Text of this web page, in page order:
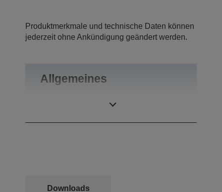
Produktmerkmale und technische Daten können
jederzeit ohne Ankündigung geändert werden.
Allgemeines
Downloads